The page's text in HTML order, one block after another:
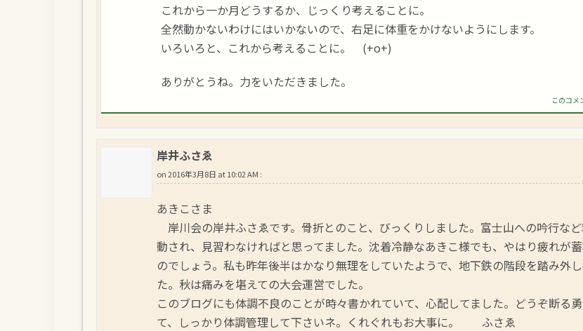
これから一か月どうするか、じっくり考えることに。
全然動かないわけにはいかないので、右足に体重をかけないようにします。
いろいろと、これから考えることに。 (+o+)
ありがとうね。力をいただきました。
このコメ
岸井ふさゑ
on2016年3月8日 at 10:02 AM :
あきこさま
岸川会の岸井ふさゑです。骨折とのこと、びっくりしました。富士山への吟行な
動され、見習わなければと思ってました。沈着冷静なあきこ様でも、やはり疲れが
のでしょう。私も昨年後半はかなり無理をしていたようで、地下鉄の階段を踏み外
た。秋は痛みを堪えての大会運営でした。
このブログにも体調不良のことが時々書かれていて、心配してました。どうぞ断る
て、しっかり体調管理して下さいネ。くれぐれもお大事に。 ふさゑ